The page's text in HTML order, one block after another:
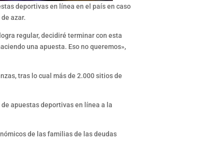
deportivas en línea en el país en caso
azar.
regular, decidiré terminar con esta
una apuesta. Eso no queremos»,
tras lo cual más de 2.000 sitios de
apuestas deportivas en línea a la
de las familias de las deudas